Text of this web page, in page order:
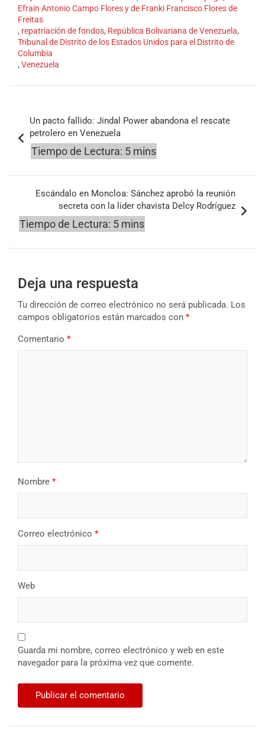
Efrain Antonio Campo Flores y de Franki Francisco Flores de
Freitas
, repatriación de fondos, República Bolivariana de Venezuela,
Tribunal de Distrito de los Estados Unidos para el Distrito de
Columbia
, Venezuela
de
entradas
Un pacto fallido: Jindal Power abandona el rescate
petrolero en Venezuela
Escándalo en Moncloa: Sánchez aprobó la reunión
secreta con la líder chavista Delcy Rodríguez
Deja una respuesta
Tu dirección de correo electrónico no será publicada. Los
campos obligatorios están marcados con *
Comentario *
Nombre *
Correo electrónico *
Web
Guarda mi nombre, correo electrónico y web en este
navegador para la próxima vez que comente.